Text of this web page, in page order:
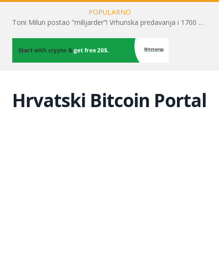
POPULARNO
Toni Milun postao “milijarder”! Vrhunska predavanja i 1700 posjetitelja obilježili su mjesec financijske pismenosti
Hrvatski Bitcoin Portal